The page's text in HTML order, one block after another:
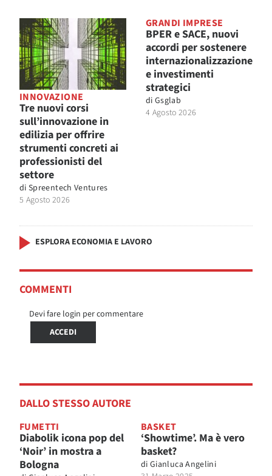
INNOVAZIONE
Tre nuovi corsi
sull’innovazione in
edilizia per offrire
strumenti concreti ai
professionisti del
settore
di Spreentech Ventures
5 Agosto 2026
GRANDI IMPRESE
BPER e SACE, nuovi
accordi per sostenere
internazionalizzazione
e investimenti
strategici
di Gsglab
4 Agosto 2026
ESPLORA ECONOMIA E LAVORO
COMMENTI
Devi fare login per commentare
ACCEDI
DALLO STESSO AUTORE
FUMETTI
Diabolik icona pop del
‘Noir’ in mostra a
Bologna
BASKET
‘Showtime’. Ma è vero
basket?
di Gianluca Angelini